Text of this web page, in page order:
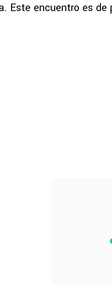
Este encuentro es de